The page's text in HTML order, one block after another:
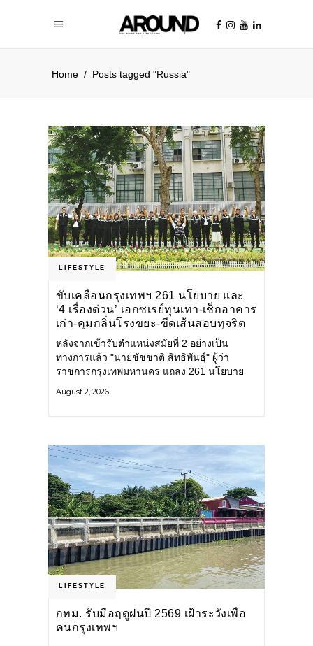
Home / Posts tagged "Russia"
LIFESTYLE
ขับเคลื่อนกรุงเทพฯ 261 นโยบาย และ
‘4 เรื่องด่วน’ เอกซเรย์ทุนเทา-เช็กอาคาร
เก่า-คุมกลิ่นโรงขยะ-ขีดเส้นสอบทุจริต
หลังจากเข้ารับตำแหน่งสมัยที่ 2 อย่างเป็น
ทางการแล้ว "นายชัชชาติ สิทธิพันธุ์" ผู้ว่า
ราชการกรุงเทพมหานคร แถลง 261 นโยบาย
ยุทธศาสตร์ จัดทำตัวชี้วัด
August 2, 2026
LIFESTYLE
กทม. รับมือฤดูฝนปี 2569 เฝ้าระวังเพื่อ
คนกรุงเทพฯ